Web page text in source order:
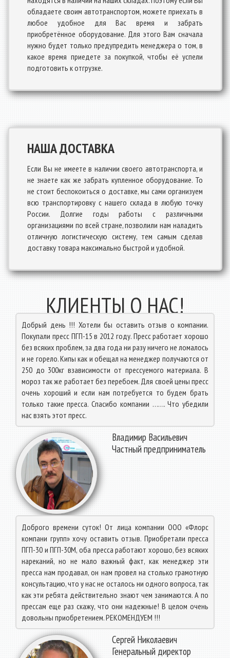
обладаете своим автотранспортом, можете приехать в
любое удобное для Вас время и забрать
приобретённое оборудование. Для этого Вам сначала
нужно будет только предупредить менеджера о том, в
какое время приедете за покупкой, чтобы её успели
подготовить к отгрузке.
НАША ДОСТАВКА
Если Вы не имеете в наличии своего автотранспорта, и
не знаете как же забрать купленное оборудование. То
не стоит беспокоиться о доставке, мы сами организуем
всю транспортировку с нашего склада в любую точку
России. Долгие годы работы с различными
организациями по всей стране, позволили нам наладить
отличную логистическую систему, тем самым сделав
доставку товара максимально быстрой и удобной.
КЛИЕНТЫ О НАС!
Добрый день !!! Хотели бы оставить отзыв о компании.
Покупали пресс ПГП-15 в 2012 году. Пресс работает хорошо
без всяких проблем, за два года ни разу ничего не ломалось
и не горело. Кипы как и обещал на менеджер получаются от
250 до 300кг взависимости от прессуемого материала. В
мороз так же работает без перебоем. Для своей цены пресс
очень хороший и если нам потребуется то будем брать
только такие пресса. Спасибо компании ……. Что убедили
нас взять этот пресс.
Владимир Васильевич
Частный предприниматель
Доброго времени суток! От лица компании ООО «Флорс
компани групп» хочу оставить отзыв. Приобретали пресса
ПГП-30 и ПГП-30М, оба пресса работают хорошо, без всяких
нареканий, но не мало важный факт, как менеджер эти
пресса нам продавал, он нам провел на столько грамотную
консультацию, что у нас не осталось ни одного вопроса, так
как эти ребята действительно знают чем занимаются. А по
прессам еще раз скажу, что они надежные! В целом очень
довольны приобретением. РЕКОМЕНДУЕМ !!!
Сергей Николаевич
Генеральный директор